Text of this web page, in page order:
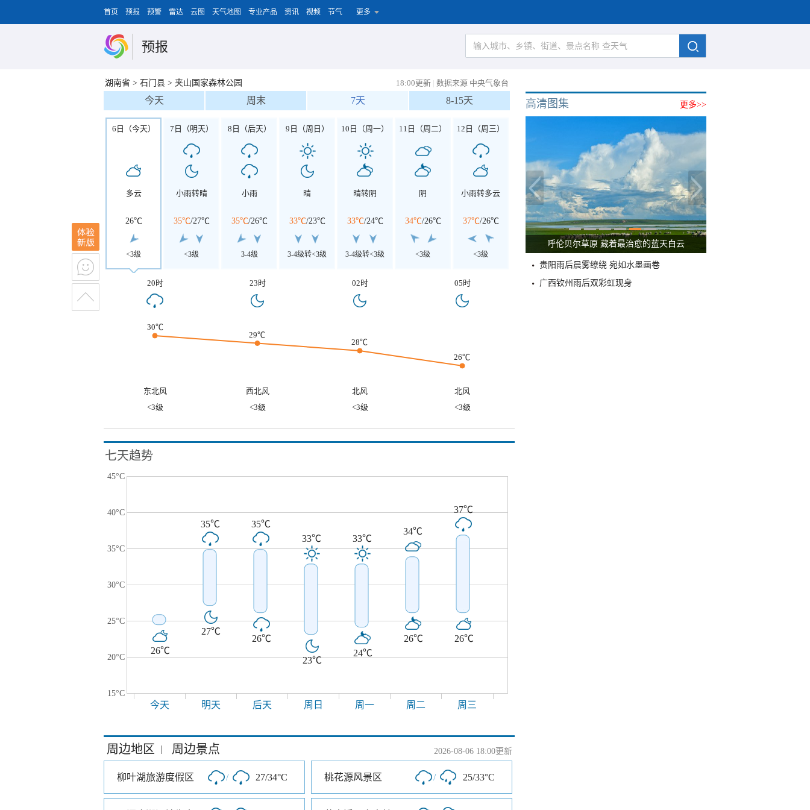
首页 预报 预警 雷达 云图 天气地图 专业产品 资讯 视频 节气 更多
预报
湖南省 > 石门县 > 夹山国家森林公园 18:00更新 | 数据来源 中央气象台
今天 周末 7天 8-15天
6日（今天）
多云
26℃
<3级
7日（明天）
小雨转晴
35℃/27℃
<3级
8日（后天）
小雨
35℃/26℃
3-4级
9日（周日）
晴
33℃/23℃
3-4级转<3级
10日（周一）
晴转阴
33℃/24℃
3-4级转<3级
11日（周二）
阴
34℃/26℃
<3级
12日（周三）
小雨转多云
37℃/26℃
<3级
20时 23时 02时 05时
30℃
29℃
28℃
26℃
东北风 西北风 北风
北风
<3级
<3级 <3级 <3级
七天趋势
45°C
40°C
35°C
30°C
25°C
20°C
15°C
26℃
35℃
27℃
35℃
26℃
33℃
23℃
33℃
24℃
34℃
26℃
37℃
26℃
今天 明天 后天 周日 周一 周二 周三
周边地区 | 周边景点 2026-08-06 18:00更新
柳叶湖旅游度假区 / 27/34°C 桃花源风景区 / 25/33°C
更多>>
高清图集
呼伦贝尔草原 藏着最治愈的蓝天白云
贵阳雨后晨雾缭绕 宛如水墨画卷
广西钦州雨后双彩虹现身